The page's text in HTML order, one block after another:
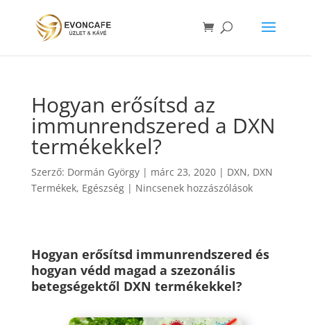
Hogyan erősítsd az
immunrendszered a DXN
termékekkel?
Szerző: Dormán György| márc 23, 2020| DXN, DXN
Termékek, Egészség| Nincsenek hozzászólások
Hogyan erősítsd immunrendszered és
hogyan védd magad a szezonális
betegségektől DXN termékekkel?